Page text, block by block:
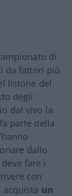
di
da fattori più
listone del
degli
dal vivo la
parte della
dallo
deve fare i
con
acquista un